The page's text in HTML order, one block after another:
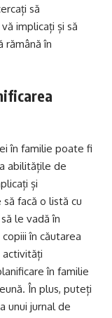
să
implicați și să
rămână în
în familie poate fi
abilitățile de
și
facă o listă cu
le vadă în
în căutarea
activități
în familie
În plus, puteți
unui jurnal de